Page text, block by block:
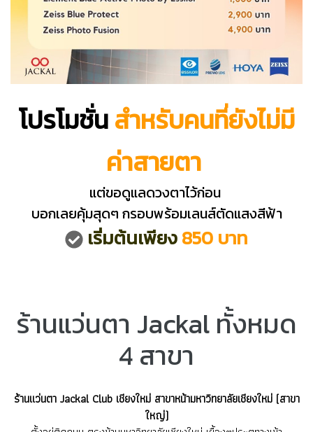
โปรโมชั่นสำหรับคนที่ยังไม่มี
ค่าสายตา
แต่ขอดูแลดวงตาไว้ก่อน
บอกเลยคุ้มสุดๆ กรอบพร้อมเลนส์ตัดแสงสีฟ้า
เริ่มต้นเพียง850 บาท
ร้านแว่นตา Jackal ทั้งหมด
4 สาขา
ร้านแว่นตา Jackal Club เชียงใหม่ สาขาหน้ามหาวิทยาลัยเชียงใหม่ (สาขา
ใหญ่)